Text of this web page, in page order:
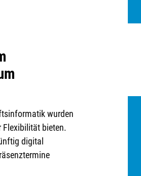
wurden
Flexibilität bieten.
digital